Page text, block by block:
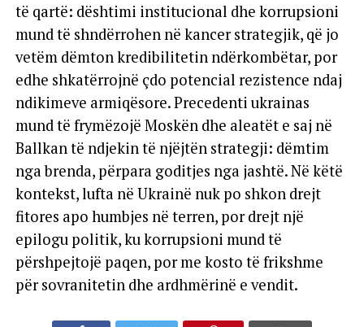
të qartë: dështimi institucional dhe korrupsioni
mund të shndërrohen në kancer strategjik, që jo
vetëm dëmton kredibilitetin ndërkombëtar, por
edhe shkatërrojnë çdo potencial rezistence ndaj
ndikimeve armiqësore. Precedenti ukrainas
mund të frymëzojë Moskën dhe aleatët e saj në
Ballkan të ndjekin të njëjtën strategji: dëmtim
nga brenda, përpara goditjes nga jashtë. Në këtë
kontekst, lufta në Ukrainë nuk po shkon drejt
fitores apo humbjes në terren, por drejt një
epilogu politik, ku korrupsioni mund të
përshpejtojë paqen, por me kosto të frikshme
për sovranitetin dhe ardhmërinë e vendit.